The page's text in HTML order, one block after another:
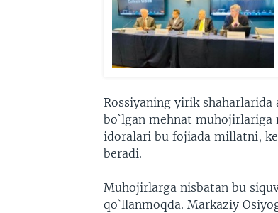
Rossiyaning yirik
bo`lgan mehnat
idoralari bu fojiada millatni,
beradi.
Muhojirlarga nisbatan bu
qo`llanmoqda. Markaziy